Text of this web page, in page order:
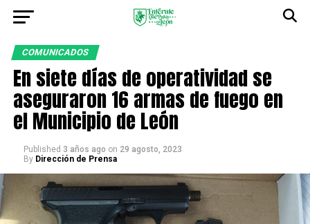
COMUNICADOS
En siete días de operatividad se
aseguraron 16 armas de fuego en
el Municipio de León
Published 3 años ago on 29 agosto, 2023
By Dirección de Prensa